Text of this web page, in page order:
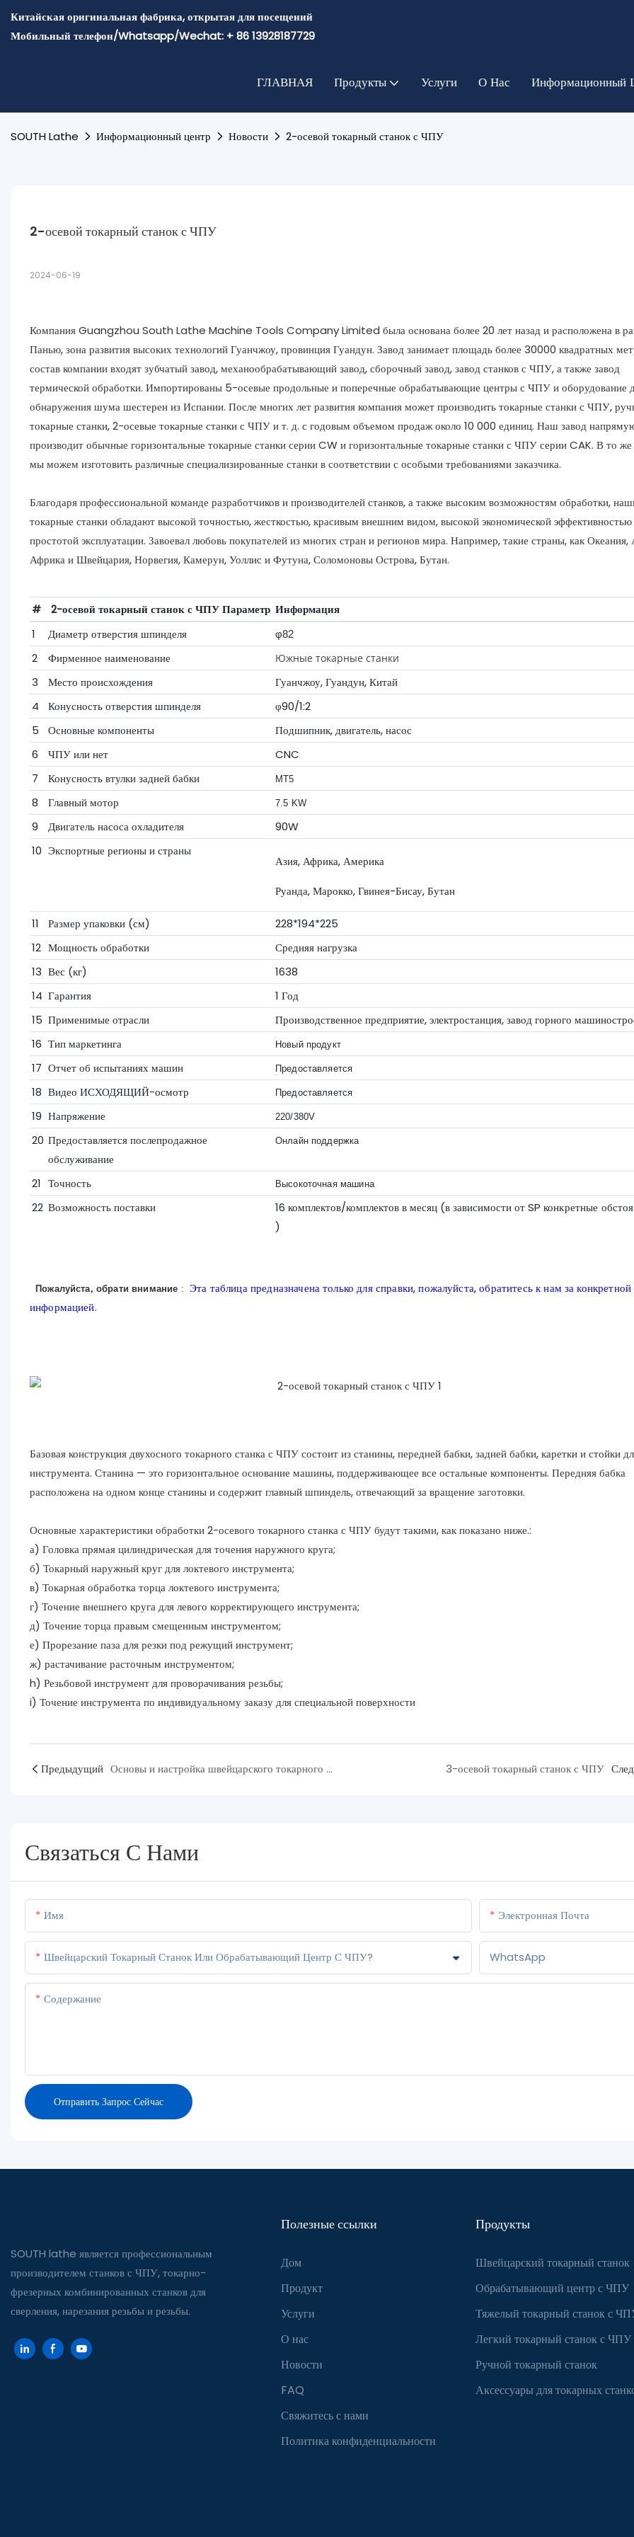
Китайская оригинальная фабрика, открытая для посещений
Мобильный телефон/Whatsapp/Wechat: + 86 13928187729
ГЛАВНАЯ Продукты Услуги О Нас Информационный
SOUTH Lathe Информационный центр Новости 2-осевой токарный станок с ЧПУ
2-осевой токарный станок с ЧПУ
2024-06-19
Компания Guangzhou South Lathe Machine Tools Company Limited была основана более 20 лет назад и расположена в
Панью, зона развития высоких технологий Гуанчжоу, провинция Гуандун. Завод занимает площадь более 30000 квадратных
состав компании входят зубчатый завод, механообрабатывающий завод, сборочный завод, завод станков с ЧПУ, а также завод
термической обработки. Импортированы 5-осевые продольные и поперечные обрабатывающие центры с ЧПУ и оборудование
обнаружения шума шестерен из Испании. После многих лет развития компания может производить токарные станки с ЧПУ,
токарные станки, 2-осевые токарные станки с ЧПУ и т. д. с годовым объемом продаж около 10 000 единиц. Наш завод
производит обычные горизонтальные токарные станки серии CW и горизонтальные токарные станки с ЧПУ серии CAK. В то
мы можем изготовить различные специализированные станки в соответствии с особыми требованиями заказчика.
Благодаря профессиональной команде разработчиков и производителей станков, а также высоким возможностям обработки,
токарные станки обладают высокой точностью, жесткостью, красивым внешним видом, высокой экономической
простотой эксплуатации. Завоевал любовь покупателей из многих стран и регионов мира. Например, такие страны, как
Африка и Швейцария, Норвегия, Камерун, Уоллис и Футуна, Соломоновы Острова, Бутан.
# 2-осевой токарный станок с ЧПУ Параметр Информация
1
Диаметр отверстия шпинделя φ82
2 Фирменное наименование Южные токарные станки
3 Место происхождения
Гуанчжоу, Гуандун, Китай
4
Конусность отверстия шпинделя
φ90/1:2
5
Основные компоненты
Подшипник, двигатель, насос
6
ЧПУ или нет
CNC
7
Конусность втулки задней бабки MT5
8 Главный мотор 7.5 KW
9 Двигатель насоса охладителя
90W
10 Экспортные регионы и страны
Азия, Африка, Америка
Руанда, Марокко, Гвинея-Бисау, Бутан
11 Размер упаковки (см)
228*194*225
12 Мощность обработки
Средняя нагрузка
13 Вес (кг)
1638
14 Гарантия
1 Год
15 Применимые отрасли
Производственное предприятие, электростанция, завод горного
16 Тип маркетинга Новый продукт
17 Отчет об испытаниях машин Предоставляется
18 Видео ИСХОДЯЩИЙ-осмотр Предоставляется
19 Напряжение 220/380V
20 Предоставляется послепродажное
обслуживание
Онлайн поддержка
21 Точность Высокоточная машина
22 Возможность поставки 16 комплектов/комплектов в месяц (в зависимости от SP конкретные
)
Пожалуйста, обрати внимание : Эта таблица предназначена только для справки, пожалуйста, обратитесь к нам за конкретной
информацией.
Базовая конструкция двухосного токарного станка с ЧПУ состоит из станины, передней бабки, задней бабки, каретки и стойки
инструмента. Станина — это горизонтальное основание машины, поддерживающее все остальные компоненты. Передняя бабка
расположена на одном конце станины и содержит главный шпиндель, отвечающий за вращение заготовки.
Основные характеристики обработки 2-осевого токарного станка с ЧПУ будут такими, как показано ниже.:
а) Головка прямая цилиндрическая для точения наружного круга;
б) Токарный наружный круг для локтевого инструмента;
в) Токарная обработка торца локтевого инструмента;
г) Точение внешнего круга для левого корректирующего инструмента;
д) Точение торца правым смещенным инструментом;
е) Прорезание паза для резки под режущий инструмент;
ж) растачивание расточным инструментом;
h) Резьбовой инструмент для проворачивания резьбы;
i) Точение инструмента по индивидуальному заказу для специальной поверхности
Предыдущий Основы и настройка швейцарского токарного станка 3-осевой токарный станок с ЧПУ
Связаться С Нами
Имя Электронная Почта
Швейцарский Токарный Станок Или Обрабатывающий Центр С ЧПУ? WhatsApp
Содержание
Отправить Запрос Сейчас
SOUTH lathe является профессиональным
производителем станков с ЧПУ, токарно-
фрезерных комбинированных станков для
сверления, нарезания резьбы и резьбы.
Полезные ссылки
Дом
Продукт
Услуги
О нас
Новости
FAQ
Свяжитесь с нами
Политика конфиденциальности
Продукты
Швейцарский токарный станок
Обрабатывающий центр с ЧПУ
Тяжелый токарный станок с
Легкий токарный станок с ЧПУ
Ручной токарный станок
Аксессуары для токарных